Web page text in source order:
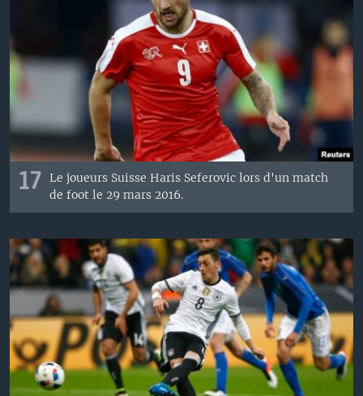
17 Le joueurs Suisse Haris Seferovic lors d'un match
de foot le 29 mars 2016.